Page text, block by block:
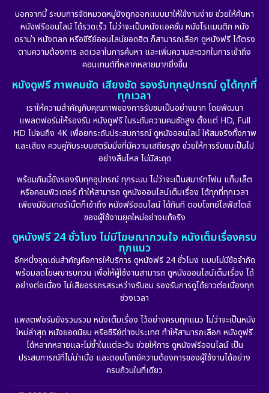
Drama ดราม่า (898)
Dystopian (17)
Emotional (101)
Epic มหากาพย์ (17)
Erotic (10)
Fantasy จินตนาการ (265)
Film
Gothic (6)
HBO GO (11)
HBO Max (2)
นอกจากนี้ ระบบการจัดหมวดหมู่ยังถูกออกแบบมาให้ใช้งานง่าย ช่วยให้ค้นหา
หนังฟรีออนไลน์ ได้รวดเร็ว ไม่ว่าจะเป็นหนังแอคชั่น หนังโรแมนติก หนัง
ดราม่า หนังตลก หรือซีรีย์ออนไลน์ยอดฮิต ก็สามารถเลือก ดูหนังฟรี ได้ตรง
ตามความต้องการ ลดเวลาในการค้นหา และเพิ่มความสะดวกในการเข้าถึง
คอนเทนต์ที่หลากหลายมากยิ่งขึ้น
หนังดูฟรี ภาพคมชัด เสียงชัด รองรับทุกอุปกรณ์ ดูได้ทุกที่
ทุกเวลา
เราให้ความสำคัญกับคุณภาพของการรับชมเป็นอย่างมาก โดยพัฒนา
แพลตฟอร์มให้รองรับ หนังดูฟรี ในระดับความคมชัดสูง ตั้งแต่ HD, Full
HD ไปจนถึง 4K เพื่อยกระดับประสบการณ์ ดูหนังออนไลน์ ให้สมจริงทั้งภาพ
และเสียง ควบคู่กับระบบสตรีมมิ่งที่มีความเสถียรสูง ช่วยให้การรับชมเป็นไป
อย่างลื่นไหล ไม่มีสะดุด
พร้อมกันนี้ยังรองรับทุกอุปกรณ์ ทุกระบบ ไม่ว่าจะเป็นสมาร์ทโฟน แท็บเล็ต
หรือคอมพิวเตอร์ ทำให้สามารถ ดูหนังออนไลน์เต็มเรื่อง ได้ทุกที่ทุกเวลา
เพียงมีอินเทอร์เน็ตก็เข้าถึง หนังฟรีออนไลน์ ได้ทันที ตอบโจทย์ไลฟ์สไตล์
ของผู้ใช้งานยุคใหม่อย่างแท้จริง
ดูหนังฟรี 24 ชั่วโมง ไม่มีโฆษณากวนใจ หนังเต็มเรื่องครบ
ทุกแนว
อีกหนึ่งจุดเด่นสำคัญคือการให้บริการ ดูหนังฟรี 24 ชั่วโมง แบบไม่มีข้อจำกัด
พร้อมลดโฆษณารบกวน เพื่อให้ผู้ใช้งานสามารถ ดูหนังออนไลน์เต็มเรื่อง ได้
อย่างต่อเนื่อง ไม่เสียอรรถรสระหว่างรับชม รองรับการดูได้ยาวต่อเนื่องทุก
ช่วงเวลา
แพลตฟอร์มยังรวบรวม หนังเต็มเรื่อง ไว้อย่างครบทุกแนว ไม่ว่าจะเป็นหนัง
ใหม่ล่าสุด หนังยอดนิยม หรือซีรีย์ต่างประเทศ ทำให้สามารถเลือก หนังดูฟรี
ได้หลากหลายและไม่ซ้ำในแต่ละวัน ช่วยให้การ ดูหนังฟรีออนไลน์ เป็น
ประสบการณ์ที่ไม่น่าเบื่อ และตอบโจทย์ความต้องการของผู้ใช้งานได้อย่าง
ครบถ้วนในที่เดียว